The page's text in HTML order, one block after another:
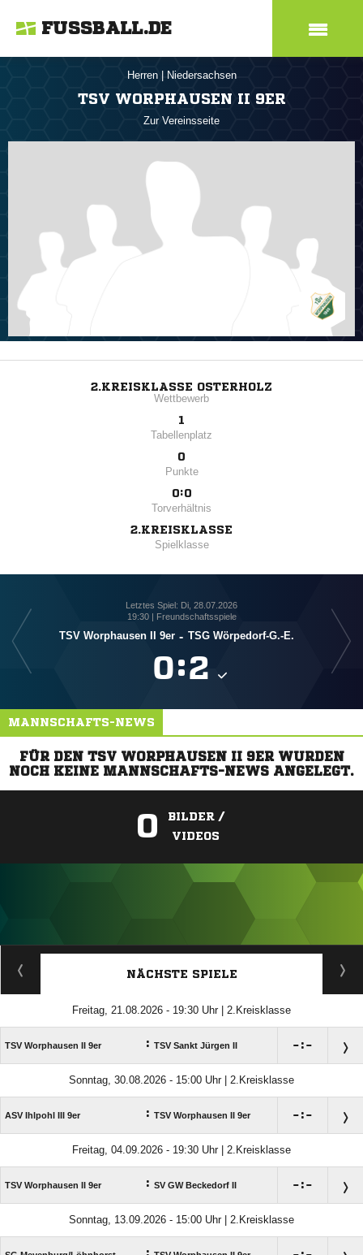
FUSSBALL.DE
Herren Niedersachsen
TSV WORPHAUSEN II 9ER
Zur Vereinsseite
2.KREISKLASSE OSTERHOLZ
Wettbewerb
1
Tabellenplatz
0
Punkte
0:0
Torverhältnis
2.KREISKLASSE
Spielklasse
Letztes Spiel: Di, 28.07.2026
19:30 | Freundschaftsspiele
TSV Worphausen II 9er - TSG Wörpedorf-G.-E.
:
MANNSCHAFTS-NEWS
FÜR DEN TSV WORPHAUSEN II 9ER WURDEN
NOCH KEINE MANNSCHAFTS-NEWS ANGELEGT.
0
BILDER /
VIDEOS
ANZEIGE
NÄCHSTE SPIELE
Freitag, 21.08.2026 - 19:30 Uhr | 2.Kreisklasse
TSV Worphausen II 9er : TSV Sankt Jürgen II :
Sonntag, 30.08.2026 - 15:00 Uhr | 2.Kreisklasse
ASV Ihlpohl III 9er : TSV Worphausen II 9er :
Freitag, 04.09.2026 - 19:30 Uhr | 2.Kreisklasse
TSV Worphausen II 9er : SV GW Beckedorf II :
Sonntag, 13.09.2026 - 15:00 Uhr | 2.Kreisklasse